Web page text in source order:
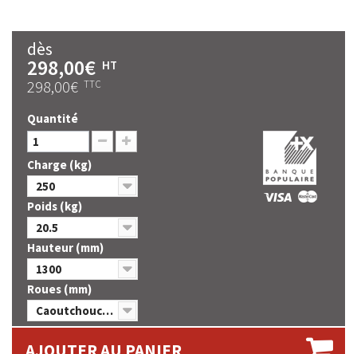
dès
298,00€ HT
298,00€ TTC
Quantité
Charge (kg)
250
Poids (kg)
20.5
Hauteur (mm)
1300
Roues (mm)
Caoutchouc 250 x 60